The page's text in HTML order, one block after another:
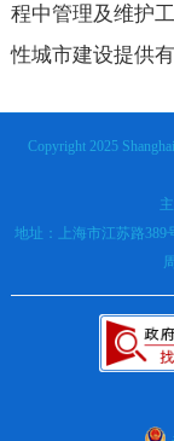
程中管理及维护
性城市建设提供有
Copyright 2025
地址：上海市江苏路389